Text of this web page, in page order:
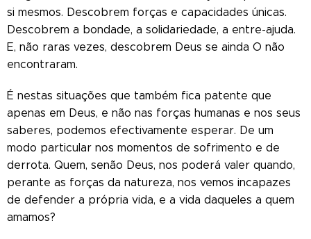
si mesmos. Descobrem forças e capacidades únicas.
Descobrem a bondade, a solidariedade, a entre-ajuda.
E, não raras vezes, descobrem Deus se ainda O não
encontraram.
É nestas situações que também fica patente que
apenas em Deus, e não nas forças humanas e nos seus
saberes, podemos efectivamente esperar. De um
modo particular nos momentos de sofrimento e de
derrota. Quem, senão Deus, nos poderá valer quando,
perante as forças da natureza, nos vemos incapazes
de defender a própria vida, e a vida daqueles a quem
amamos?